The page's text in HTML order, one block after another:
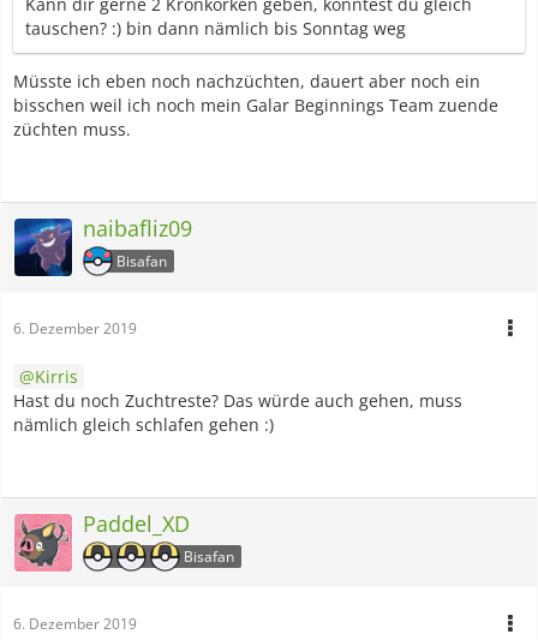
tauschen? :) bin dann nämlich bis Sonntag weg
Müsste ich eben noch nachzüchten, dauert aber noch ein
bisschen weil ich noch mein Galar Beginnings Team zuende
züchten muss.
naibafliz09
Bisafan
6. Dezember 2019
Kirris
Hast du noch Zuchtreste? Das würde auch gehen, muss
nämlich gleich schlafen gehen :)
Paddel_XD
Bisafan
6. Dezember 2019